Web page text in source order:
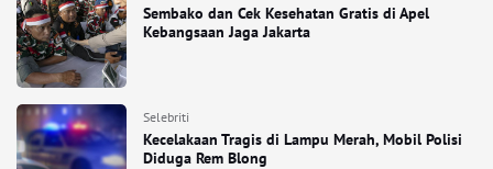
Sembako dan Cek Kesehatan Gratis di Apel
Kebangsaan Jaga Jakarta
Selebriti
Kecelakaan Tragis di Lampu Merah, Mobil Polisi
Diduga Rem Blong